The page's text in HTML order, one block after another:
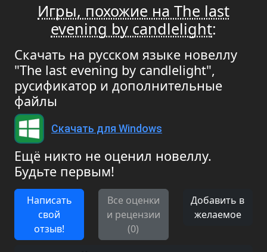
Игры, похожие на The last
evening by candlelight:
Скачать на русском языке новеллу
"The last evening by candlelight",
русификатор и дополнительные
файлы
Скачать для Windows
Ещё никто не оценил новеллу.
Будьте первым!
Написать
свой
отзыв!
Все оценки
и рецензии
(0)
Добавить в
желаемое